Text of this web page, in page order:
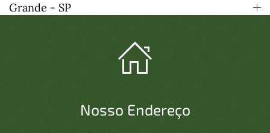
Grande - SP
Nosso Endereço